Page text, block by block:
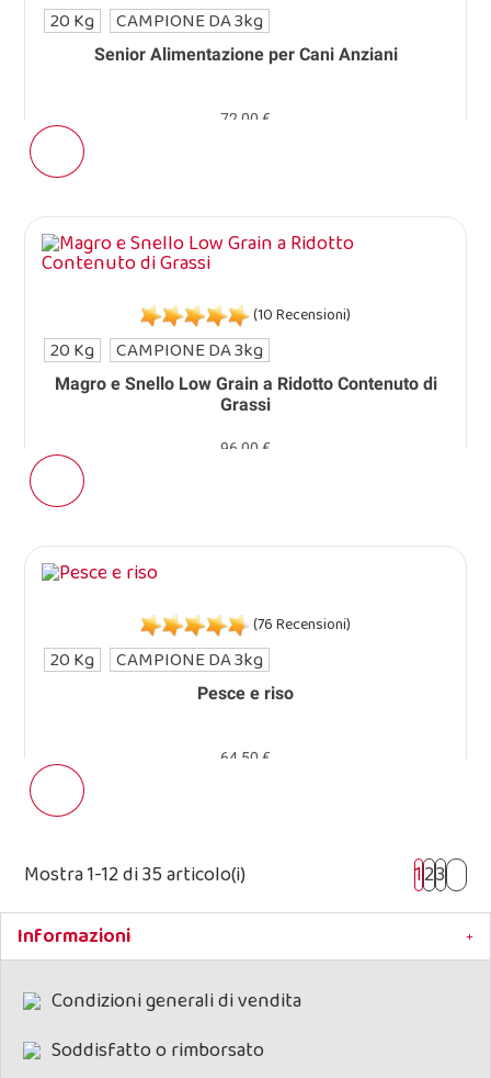
Senior Alimentazione per Cani Anziani
72,00 €
20 Kg CAMPIONE DA 3kg
Magro e Snello Low Grain a Ridotto Contenuto di
Grassi
(10 Recensioni)
96,00 €
20 Kg CAMPIONE DA 3kg
Pesce e riso
(76 Recensioni)
64,50 €
20 Kg CAMPIONE DA 3kg
Mostra 1-12 di 35 articolo(i) 123
Informazioni
Condizioni generali di vendita
Soddisfatto o rimborsato